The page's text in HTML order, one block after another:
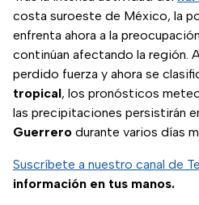
costa suroeste de México, la
enfrenta ahora a la
continúan afectando la región.
perdido fuerza y ahora se
tropical, los pronósticos
las precipitaciones persistirán
Guerrero durante varios días
Suscríbete a nuestro canal de
información en tus manos.